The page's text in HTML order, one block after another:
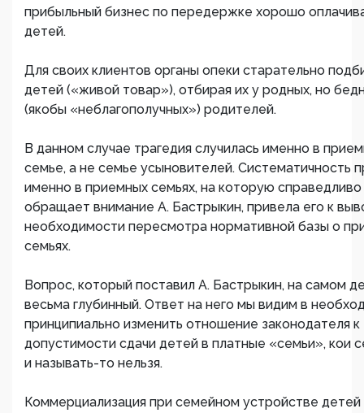
прибыльный бизнес по передержке хорошо
детей.
Для своих клиентов органы опеки старательно
детей («живой товар»), отбирая их у родных, но
(якобы «неблагополучных») родителей.
В данном случае трагедия случилась именно в
семье, а не семье усыновителей. Систематичность
именно в приемных семьях, на которую справедливо
обращает внимание А. Бастрыкин, привела его к
необходимости пересмотра нормативной базы о
семьях.
Вопрос, который поставил А. Бастрыкин, на самом
весьма глубинный. Ответ на него мы видим в
принципиально изменить отношение законодателя к
допустимости сдачи детей в платные «семьи», кои
и называть-то нельзя.
Коммерциализация при семейном устройстве детей